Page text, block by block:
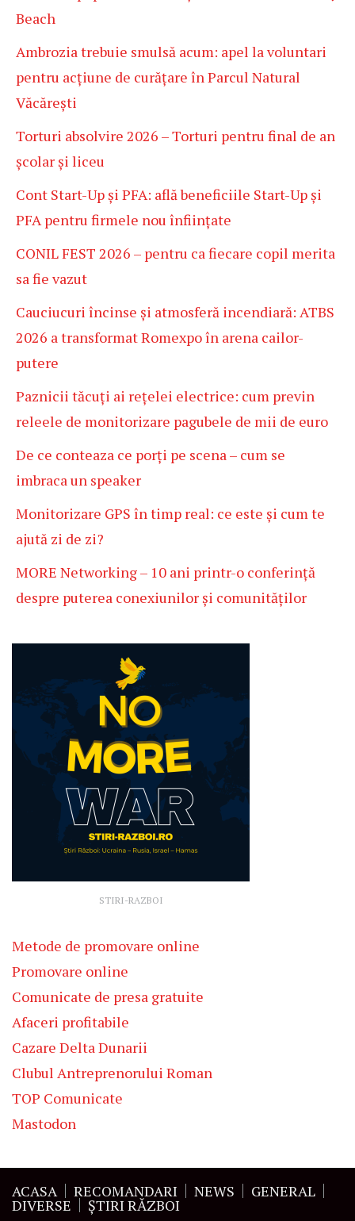
Beach
Ambrozia trebuie smulsă acum: apel la voluntari
pentru acțiune de curățare în Parcul Natural
Văcărești
Torturi absolvire 2026 – Torturi pentru final de an
școlar și liceu
Cont Start-Up și PFA: află beneficiile Start-Up și
PFA pentru firmele nou înființate
CONIL FEST 2026 – pentru ca fiecare copil merita
sa fie vazut
Cauciucuri încinse și atmosferă incendiară: ATBS
2026 a transformat Romexpo în arena cailor-
putere
Paznicii tăcuți ai rețelei electrice: cum previn
releele de monitorizare pagubele de mii de euro
De ce conteaza ce porți pe scena – cum se
imbraca un speaker
Monitorizare GPS în timp real: ce este și cum te
ajută zi de zi?
MORE Networking – 10 ani printr-o conferință
despre puterea conexiunilor și comunităților
STIRI-RAZBOI
Metode de promovare online
Promovare online
Comunicate de presa gratuite
Afaceri profitabile
Cazare Delta Dunarii
Clubul Antreprenorului Roman
TOP Comunicate
Mastodon
ACASA RECOMANDARI NEWS GENERAL
DIVERSE ŞTIRI RĂZBOI